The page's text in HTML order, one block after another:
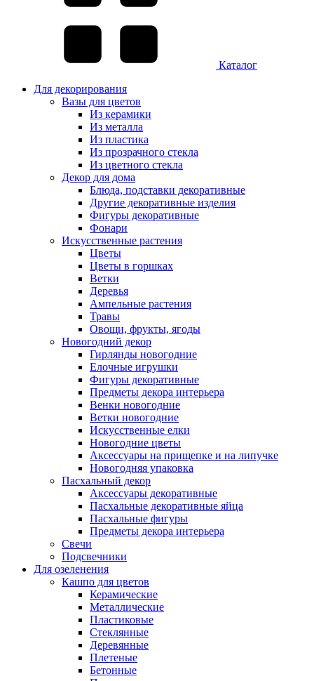
Каталог
Для декорирования
Вазы для цветов
Из керамики
Из металла
Из пластика
Из прозрачного стекла
Из цветного стекла
Декор для дома
Блюда, подставки декоративные
Другие декоративные изделия
Фигуры декоративные
Фонари
Искусственные растения
Цветы
Цветы в горшках
Ветки
Деревья
Ампельные растения
Травы
Овощи, фрукты, ягоды
Новогодний декор
Гирлянды новогодние
Елочные игрушки
Фигуры декоративные
Предметы декора интерьера
Венки новогодние
Ветки новогодние
Искусственные елки
Новогодние цветы
Аксессуары на прищепке и на липучке
Новогодняя упаковка
Пасхальный декор
Аксессуары декоративные
Пасхальные декоративные яйца
Пасхальные фигуры
Предметы декора интерьера
Свечи
Подсвечники
Для озеленения
Кашпо для цветов
Керамические
Металлические
Пластиковые
Стеклянные
Деревянные
Плетеные
Бетонные